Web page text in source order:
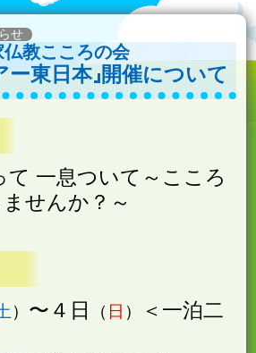
仏教こころの会
ー東日本 開催について
て 一息ついて～こころ
せんか？～
〜４日 日
＜一泊二